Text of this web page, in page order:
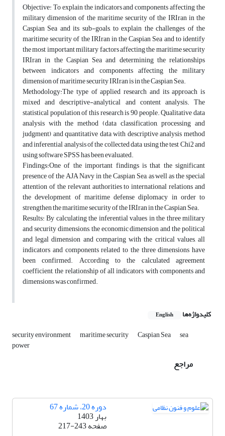
Objective: To explain the indicators and components affecting the
military dimension of the maritime security of the IRIran in the
Caspian Sea and its sub-goals, to explain the challenges of the
maritime security of the IRIran in the Caspian Sea and to identify
the most important military factors affecting the maritime security
IRIran in the Caspian Sea and determining the relationships
between indicators and components affecting the military
dimension of maritime security IRIran is in the Caspian Sea.
Methodology:The type of applied research and its approach is
mixed and descriptive-analytical and content analysis. The
statistical population of this research is 90 people. Qualitative data
analysis with the method (data classification, processing and
judgment) and quantitative data with descriptive analysis method
and inferential analysis of the collected data using the test Chi2 and
using software SPSS has been evaluated.
Findings:One of the important findings is that the significant
presence of the AJA Navy in the Caspian Sea, as well as the special
attention of the relevant authorities to international relations and
the development of maritime defense diplomacy in order to
strengthen the maritime security of the IRIran in the Caspian Sea.
Results: By calculating the inferential values in the three military
and security dimensions, the economic dimension and the political
and legal dimension and comparing with the critical values, all
indicators and components related to the three dimensions have
been confirmed. According to the calculated agreement
coefficient, the relationship of all indicators with components and
dimensions was confirmed.
کلیدواژه‌ها English
security environment maritime security Caspian Sea sea
power
مراجع
دوره 20، شماره 67
بهار 1403
صفحه217-243